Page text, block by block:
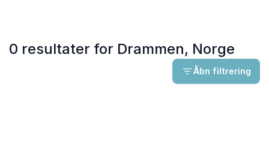
0 resultater for Drammen, Norge
Åbn filtrering